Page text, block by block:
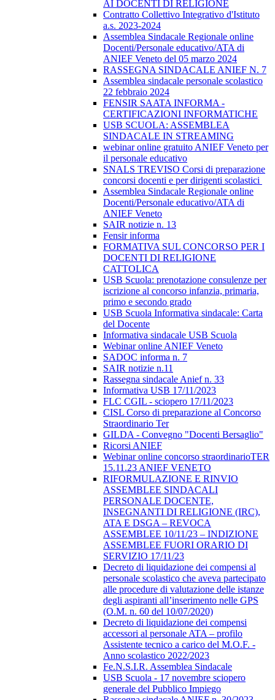
AI DOCENTI DI RELIGIONE
Contratto Collettivo Integrativo d'Istituto
a.s. 2023-2024
Assemblea Sindacale Regionale online
Docenti/Personale educativo/ATA di
ANIEF Veneto del 05 marzo 2024
RASSEGNA SINDACALE ANIEF N. 7
Assemblea sindacale personale scolastico
22 febbraio 2024
FENSIR SAATA INFORMA -
CERTIFICAZIONI INFORMATICHE
USB SCUOLA: ASSEMBLEA
SINDACALE IN STREAMING
webinar online gratuito ANIEF Veneto per
il personale educativo
SNALS TREVISO Corsi di preparazione
concorsi docenti e per dirigenti scolastici
Assemblea Sindacale Regionale online
Docenti/Personale educativo/ATA di
ANIEF Veneto
SAIR notizie n. 13
Fensir informa
FORMATIVA SUL CONCORSO PER I
DOCENTI DI RELIGIONE
CATTOLICA
USB Scuola: prenotazione consulenze per
iscrizione al concorso infanzia, primaria,
primo e secondo grado
USB Scuola Informativa sindacale: Carta
del Docente
Informativa sindacale USB Scuola
Webinar online ANIEF Veneto
SADOC informa n. 7
SAIR notizie n.11
Rassegna sindacale Anief n. 33
Informativa USB 17/11/2023
FLC CGIL - sciopero 17/11/2023
CISL Corso di preparazione al Concorso
Straordinario Ter
GILDA - Convegno "Docenti Bersaglio"
Ricorsi ANIEF
Webinar online concorso straordinarioTER
15.11.23 ANIEF VENETO
RIFORMULAZIONE E RINVIO
ASSEMBLEE SINDACALI
PERSONALE DOCENTE,
INSEGNANTI DI RELIGIONE (IRC),
ATA E DSGA – REVOCA
ASSEMBLEE 10/11/23 – INDIZIONE
ASSEMBLEE FUORI ORARIO DI
SERVIZIO 17/11/23
Decreto di liquidazione dei compensi al
personale scolastico che aveva partecipato
alle procedure di valutazione delle istanze
degli aspiranti all’inserimento nelle GPS
(O.M. n. 60 del 10/07/2020)
Decreto di liquidazione dei compensi
accessori al personale ATA – profilo
Assistente tecnico a carico del M.O.F. -
Anno scolastico 2022/2023
Fe.N.S.I.R. Assemblea Sindacale
USB Scuola - 17 novembre sciopero
generale del Pubblico Impiego